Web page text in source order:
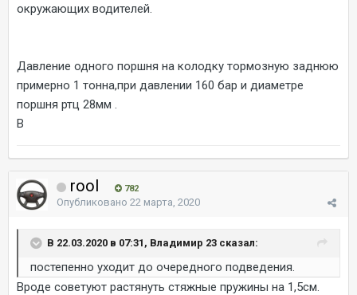
окружающих водителей.
Давление одного поршня на колодку тормозную заднюю
примерно 1 тонна,при давлении 160 бар и диаметре
поршня ртц 28мм .
В
rool 782
Опубликовано 22 марта, 2020
В 22.03.2020 в 07:31, Владимир 23 сказал:
постепенно уходит до очередного подведения.
Вроде советуют растянуть стяжные пружины на 1,5см.